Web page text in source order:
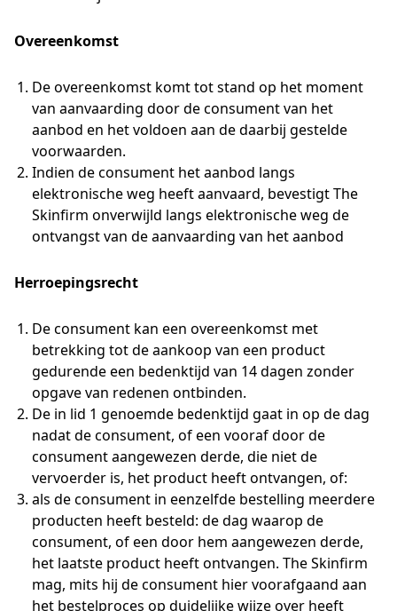
Overeenkomst
De overeenkomst komt tot stand op het moment
van aanvaarding door de consument van het
aanbod en het voldoen aan de daarbij gestelde
voorwaarden.
Indien de consument het aanbod langs
elektronische weg heeft aanvaard, bevestigt The
Skinfirm onverwijld langs elektronische weg de
ontvangst van de aanvaarding van het aanbod
Herroepingsrecht
De consument kan een overeenkomst met
betrekking tot de aankoop van een product
gedurende een bedenktijd van 14 dagen zonder
opgave van redenen ontbinden.
De in lid 1 genoemde bedenktijd gaat in op de dag
nadat de consument, of een vooraf door de
consument aangewezen derde, die niet de
vervoerder is, het product heeft ontvangen, of:
als de consument in eenzelfde bestelling meerdere
producten heeft besteld: de dag waarop de
consument, of een door hem aangewezen derde,
het laatste product heeft ontvangen. The Skinfirm
mag, mits hij de consument hier voorafgaand aan
het bestelproces op duidelijke wijze over heeft